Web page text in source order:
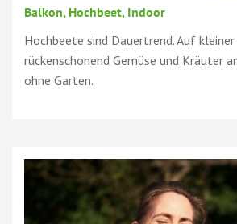
Balkon, Hochbeet, Indoor
Hochbeete sind Dauertrend. Auf
rückenschonend Gemüse und Kräuter
ohne Garten.